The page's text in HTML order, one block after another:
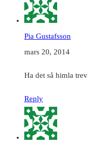
Pia Gustafsson
mars 20, 2014
Ha det så himla
Reply